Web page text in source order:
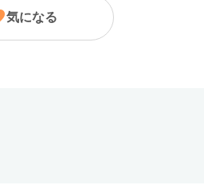
気になる